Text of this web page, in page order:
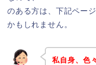
のある方は、下記ペー
かもしれません。
私自身、色